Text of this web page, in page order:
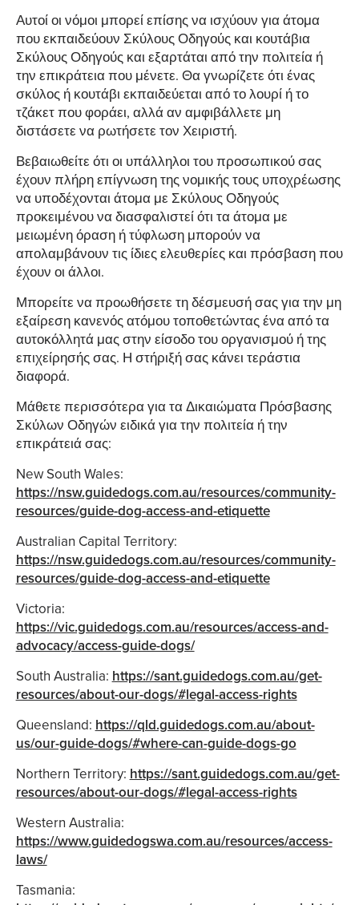
Αυτοί οι νόμοι μπορεί επίσης να ισχύουν για άτομα
που εκπαιδεύουν Σκύλους Οδηγούς και κουτάβια
Σκύλους Οδηγούς και εξαρτάται από την πολιτεία ή
την επικράτεια που μένετε. Θα γνωρίζετε ότι ένας
σκύλος ή κουτάβι εκπαιδεύεται από το λουρί ή το
τζάκετ που φοράει, αλλά αν αμφιβάλλετε μη
διστάσετε να ρωτήσετε τον Χειριστή.
Βεβαιωθείτε ότι οι υπάλληλοι του προσωπικού σας
έχουν πλήρη επίγνωση της νομικής τους υποχρέωσης
να υποδέχονται άτομα με Σκύλους Οδηγούς
προκειμένου να διασφαλιστεί ότι τα άτομα με
μειωμένη όραση ή τύφλωση μπορούν να
απολαμβάνουν τις ίδιες ελευθερίες και πρόσβαση που
έχουν οι άλλοι.
Μπορείτε να προωθήσετε τη δέσμευσή σας για την μη
εξαίρεση κανενός ατόμου τοποθετώντας ένα από τα
αυτοκόλλητά μας στην είσοδο του οργανισμού ή της
επιχείρησής σας. Η στήριξή σας κάνει τεράστια
διαφορά.
Μάθετε περισσότερα για τα Δικαιώματα Πρόσβασης
Σκύλων Οδηγών ειδικά για την πολιτεία ή την
επικράτειά σας:
New South Wales:
https://nsw.guidedogs.com.au/resources/community-
resources/guide-dog-access-and-etiquette
Australian Capital Territory:
https://nsw.guidedogs.com.au/resources/community-
resources/guide-dog-access-and-etiquette
Victoria:
https://vic.guidedogs.com.au/resources/access-and-
advocacy/access-guide-dogs/
South Australia: https://sant.guidedogs.com.au/get-
resources/about-our-dogs/#legal-access-rights
Queensland: https://qld.guidedogs.com.au/about-
us/our-guide-dogs/#where-can-guide-dogs-go
Northern Territory: https://sant.guidedogs.com.au/get-
resources/about-our-dogs/#legal-access-rights
Western Australia:
https://www.guidedogswa.com.au/resources/access-
laws/
Tasmania: